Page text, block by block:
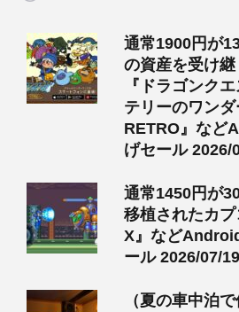
通常1900円が
の資産を受け
『ドラゴンク
テリーのワン
RETRO』など
げセール 2026/
通常1450円が
移植されたカ
X』など
ール 2026/07/19
（夏の車中泊